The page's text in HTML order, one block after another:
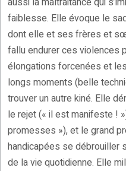
faiblesse. Elle évoque le
dont elle et ses frères et
fallu endurer ces violences
élongations forcenées et
longs moments (belle
trouver un autre kiné. Elle
le rejet (« il est manifeste !
promesses »), et le grand
handicapées se
de la vie quotidienne. Elle